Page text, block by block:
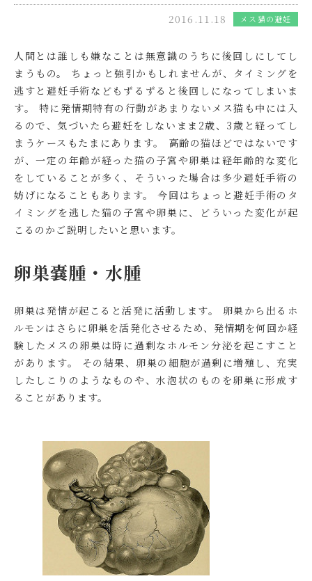
2016.11.18 メス猫の避妊
人間とは誰しも嫌なことは無意識のうちに後回しにしてし
まうもの。 ちょっと強引かもしれませんが、タイミングを
逃すと避妊手術などもずるずると後回しになってしまいま
す。 特に発情期特有の行動があまりないメス猫も中には入
るので、気づいたら避妊をしないまま2歳、3歳と経ってし
まうケースもたまにあります。 高齢の猫ほどではないです
が、一定の年齢が経った猫の子宮や卵巣は経年齢的な変化
をしていることが多く、そういった場合は多少避妊手術の
妨げになることもあります。 今回はちょっと避妊手術のタ
イミングを逃した猫の子宮や卵巣に、どういった変化が起
こるのかご説明したいと思います。
卵巣嚢腫・水腫
卵巣は発情が起こると活発に活動します。 卵巣から出るホ
ルモンはさらに卵巣を活発化させるため、発情期を何回か経
験したメスの卵巣は時に過剰なホルモン分泌を起こすこと
があります。 その結果、卵巣の細胞が過剰に増殖し、充実
したしこりのようなものや、水泡状のものを卵巣に形成す
ることがあります。